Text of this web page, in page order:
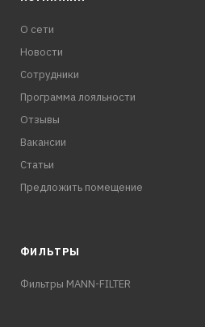
О сети
Новости
Сотрудники
Программа лояльности
Отзывы
Вакансии
Статьи
Предложить помещение
ФИЛЬТРЫ
Фильтры MANN-FILTER